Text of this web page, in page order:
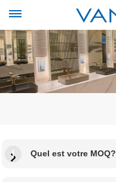
Quel est votre MOQ?